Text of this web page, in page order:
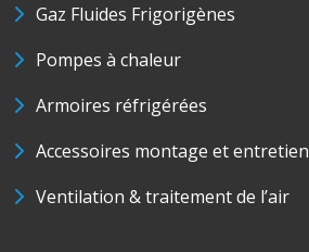
Gaz Fluides Frigorigènes
Pompes à chaleur
Armoires réfrigérées
Accessoires montage et entretien
Ventilation & traitement de l’air